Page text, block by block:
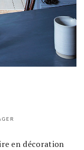
en décoration